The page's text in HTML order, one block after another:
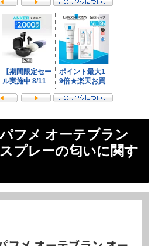
フメ オーテブラン
プレーの匂いに関す